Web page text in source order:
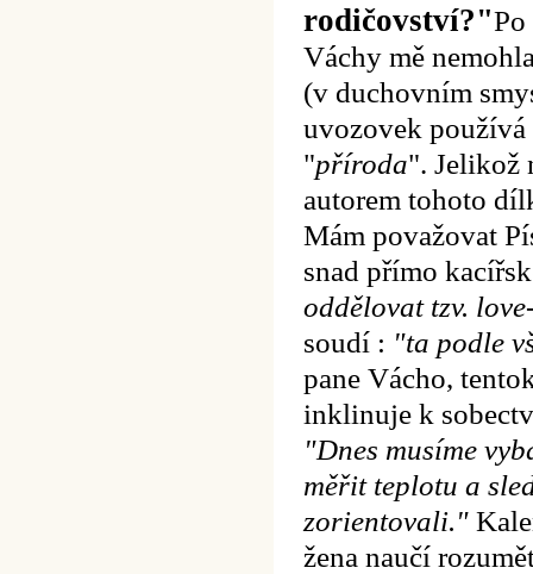
rodičovství?"
Váchy mě
(v duchovním
uvozovek používá
"příroda". Jelikož
autorem tohoto
Mám považovat
snad přímo
oddělovat tzv.
soudí : "ta podle
pane Vácho,
inklinuje k
"Dnes musíme
měřit teplotu a
zorientovali."
žena naučí